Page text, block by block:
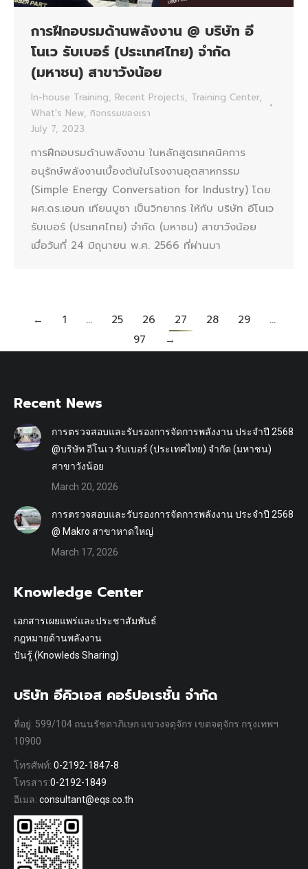
การฝึกอบรมด้านพลังงาน @ บริษัท อี
โนเว รับเบอร์ (ประเทศไทย) จำกัด
(มหาชน) สาขาวังน้อย
In-house Training, Recent Projects, Training Center,
What's New, กิจกรรมของเรา
July 7, 2023
การฝึกอบรมด้านพลังงาน ในหลักสูตรเทคนิคการ
อนุรักษ์พลังงานเบื้องต้นในโรงงานอุตสาหกรรม
(Simple Energy Conversation for Industry) โดย
ผศ.ดร.เอนก เทียนบูชา เป็นวิทยากร ให้กับ บริษัท อีโนเว
รับเบอร์ (ประเทศไทย) จำกัด (มหาชน) สาขาวังน้อย
เมื่อวันที่ 24 มิถุนายน พ.ศ. 2566 ที่ผ่านมา
← 1 … 25 26 27 28 29
…
97
→
Recent News
การตรวจสอบและรับรองการจัดการพลังงาน ประจำปี 2568
@บริษัท อีโนเว รับเบอร์ (ประเทศไทย) จำกัด (มหาชน)
สาขาวังน้อย
March 20, 2026
การตรวจสอบและรับรองการจัดการพลังงาน ประจำปี 2568
@ Makro สาขาหาดใหญ่
March 17, 2026
Knowledge Center
เอกสารเผยแพร่และประชาสัมพันธ์
กฎหมายด้านพลังงาน
ปันรู้ (Knowleds Sharing)
บริษัท อีคิวเอส คอร์ปอเรชั่น จำกัด
ที่อยู่: 599/104 ถนนรัชดาภิเษก แขวงจตุจักร เขตจตุจักร กรุงเทพฯ
10900
โทรศัพท์: 0-2192-1847-8
โทรสาร:0-2192-1849
อีเมล: consultant@eqs.co.th